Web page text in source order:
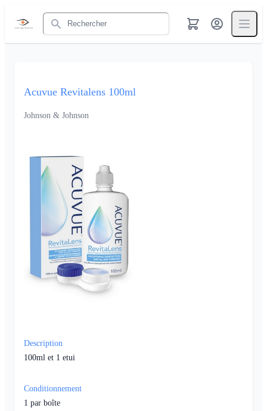
Rechercher
Acuvue Revitalens 100ml
Johnson & Johnson
Description
100ml et 1 etui
Conditionnement
1 par boîte